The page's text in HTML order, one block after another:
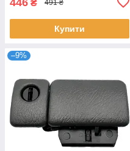
₴ 491 ₴
Купити
–9%